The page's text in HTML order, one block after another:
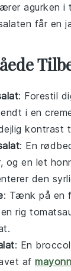
agurken i
får en
: Forestil
i en
kontrast
: En
, og en let
den
: Tænk på en
rig
.
: En
af